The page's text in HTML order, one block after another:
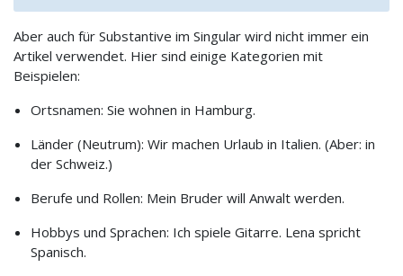
Aber auch für Substantive im Singular wird nicht immer ein
Artikel verwendet. Hier sind einige Kategorien mit
Beispielen:
Ortsnamen: Sie wohnen in Hamburg.
Länder (Neutrum): Wir machen Urlaub in Italien. (Aber: in
der Schweiz.)
Berufe und Rollen: Mein Bruder will Anwalt werden.
Hobbys und Sprachen: Ich spiele Gitarre. Lena spricht
Spanisch.